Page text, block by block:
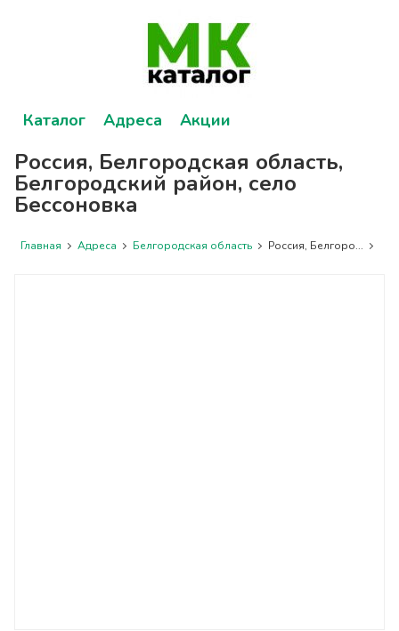
Каталог Адреса Акции
Россия, Белгородская область,
Белгородский район, село
Бессоновка
Главная Адреса Белгородская область Россия, Белгоро...